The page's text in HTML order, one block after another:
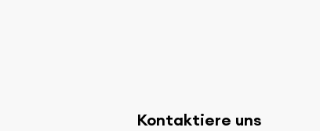
Kontaktiere uns